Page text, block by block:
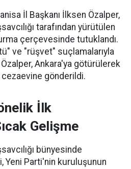
İl Başkanı İlksen Özalper,
tarafından yürütülen
çerçevesinde tutuklandı.
ve "rüşvet" suçlamalarıyla
Özalper, Ankara'ya götürülerek
cezaevine gönderildi.
İlk
Gelişme
bünyesinde
Yeni Parti'nin kuruluşunun